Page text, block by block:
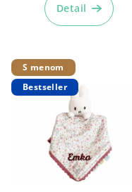
produktu
Detail
S menom
Bestseller